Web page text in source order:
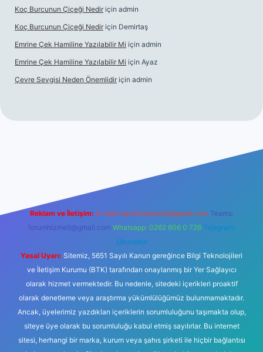
Koç Burcunun Çiçeği Nedir için admin
Koç Burcunun Çiçeği Nedir için Demirtaş
Emrine Çek Hamiline Yazılabilir Mi için admin
Emrine Çek Hamiline Yazılabilir Mi için Ayaz
Çevre Sevgisi Neden Önemlidir için admin
Reklam ve İletişim: E-mail: backlinkpaneli@gmail.com Teams:
forumhizmeti@gmail.com Whatsapp: 0262 606 0 726 Telegram:
@karabul
Yasal Uyarı: Sitemiz, 5651 Sayılı Kanun gereğince Bilgi Teknolojileri
ve İletişim Kurumu (BTK) tarafından onaylanmış bir Yer Sağlayıcı
olarak hizmet vermektedir. Bu nedenle, sitedeki içerikleri proaktif
olarak denetleme veya araştırma yükümlülüğümüz bulunmamaktadır.
Ancak, üyelerimiz yazdıkları içeriklerin sorumluluğunu taşımakta olup,
siteye üye olarak bu sorumluluğu kabul etmiş sayılırlar. Bu internet
sitesi, herhangi bir marka, kurum veya şahıs şirketi ile hiçbir bağlantısı